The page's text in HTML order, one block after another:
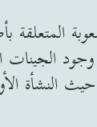
المتعلقة
الجينات
النشأة